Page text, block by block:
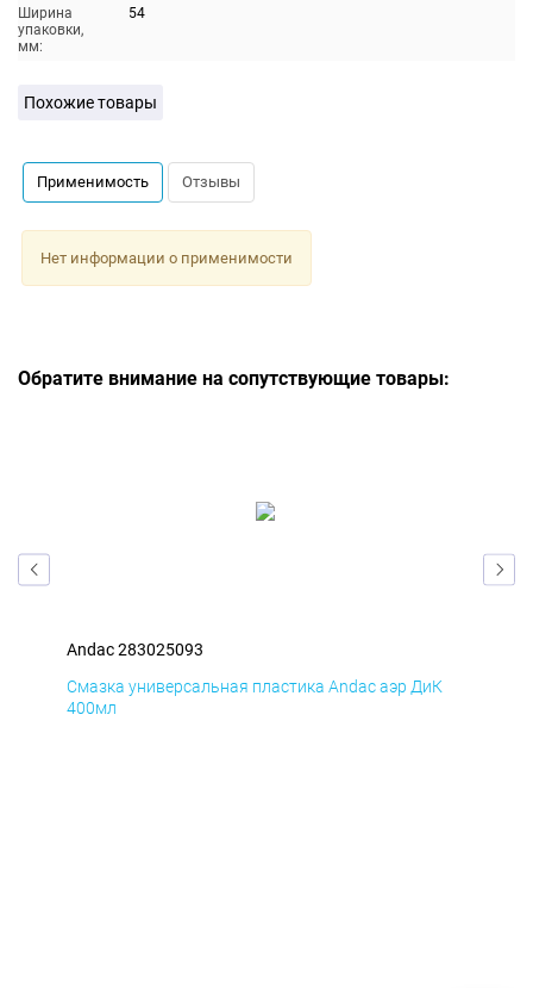
Ширина
упаковки,
мм:
54
Похожие товары
Применимость Отзывы
Нет информации о применимости
Обратите внимание на сопутствующие товары:
Andac 283025093
Смазка универсальная пластика Andac аэр ДиК
400мл